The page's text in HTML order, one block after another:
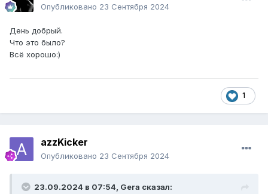
Опубликовано 23 Сентября 2024
День добрый.
Что это было?
Всё хорошо:)
1
azzKicker
Опубликовано 23 Сентября 2024
23.09.2024 в 07:54, Gera сказал: